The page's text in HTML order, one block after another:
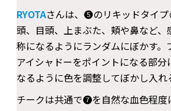
RYOTAさんは、❺のリキッドタイプ
頭、目頭、上まぶた、頬や鼻など、
称になるようにランダムにぼかす
アイシャドーをポイントになる部分
なるように色を調整してぼかし入れ
チークは共通で❼を自然な血色程度